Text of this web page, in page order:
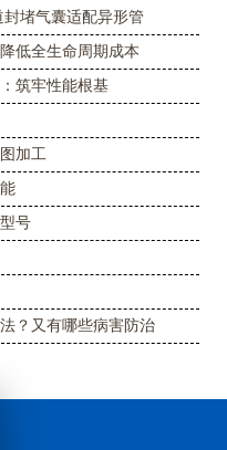
堵气囊适配异形管
低全生命周期成本
筑牢性能根基
加工
号
？又有哪些病害防治